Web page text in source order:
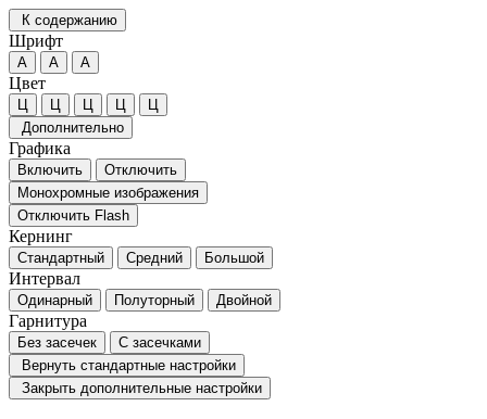
К содержанию
Шрифт
А А А
Цвет
Ц Ц Ц Ц
Ц
Дополнительно
Графика
Включить
Отключить
Монохромные изображения
Отключить Flash
Кернинг
Стандартный Средний Большой
Интервал
Одинарный Полуторный Двойной
Гарнитура
Без засечек
С засечками
Вернуть стандартные настройки
Закрыть дополнительные настройки